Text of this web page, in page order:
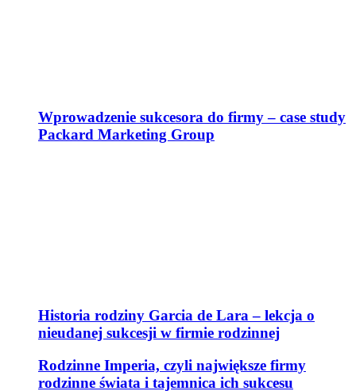
Wprowadzenie sukcesora do firmy – case study
Packard Marketing Group
Historia rodziny Garcia de Lara – lekcja o
nieudanej sukcesji w firmie rodzinnej
Rodzinne Imperia, czyli największe firmy
rodzinne świata i tajemnica ich sukcesu